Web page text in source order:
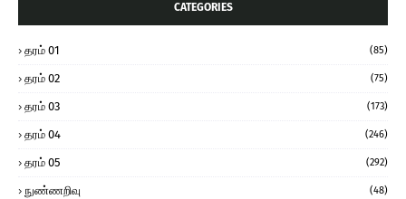
CATEGORIES
தரம் 01 (85)
தரம் 02 (75)
தரம் 03 (173)
தரம் 04 (246)
தரம் 05 (292)
நுண்ணறிவு (48)